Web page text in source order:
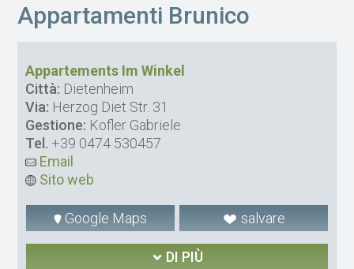
Appartamenti Brunico
Appartements Im Winkel
Città: Dietenheim
Via: Herzog Diet Str. 31
Gestione: Kofler Gabriele
Tel. +39 0474 530457
Email
Sito web
Google Maps salvare
DI PIÙ